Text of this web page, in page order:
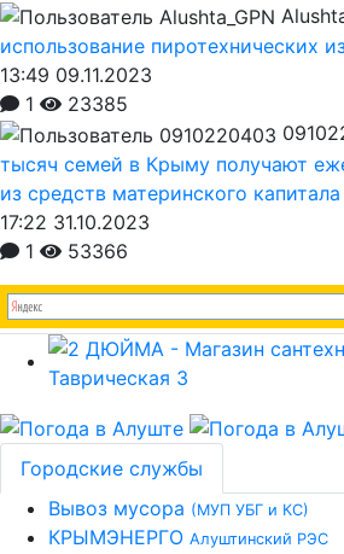
использование пиротехнических
13:49 09.11.2023
1
23385
тысяч семей в Крыму получают
из средств материнского капитала
17:22 31.10.2023
1
53366
Городские службы
Вывоз мусора (МУП УБГ и КС)
КРЫМЭНЕРГО Алуштинский РЭС